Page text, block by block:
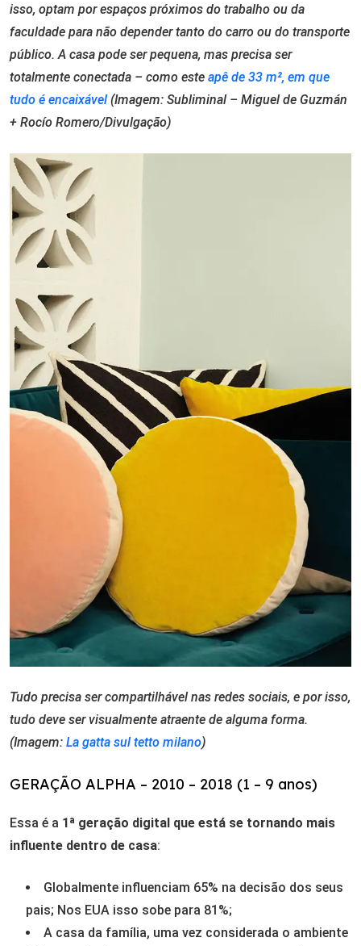
isso, optam por espaços próximos do trabalho ou da
faculdade para não depender tanto do carro ou do transporte
público. A casa pode ser pequena, mas precisa ser
totalmente conectada – como este apê de 33 m², em que
tudo é encaixável(Imagem: Subliminal – Miguel de Guzmán
+ Rocío Romero/Divulgação)
Tudo precisa ser compartilhável nas redes sociais, e por isso,
tudo deve ser visualmente atraente de alguma forma.
(Imagem: La gatta sul tetto milano)
GERAÇÃO ALPHA – 2010 – 2018 (1 – 9 anos)
Essa é a 1ª geração digital que está se tornando mais
influente dentro de casa:
Globalmente influenciam 65% na decisão dos seus
pais; Nos EUA isso sobe para 81%;
A casa da família, uma vez considerada o ambiente